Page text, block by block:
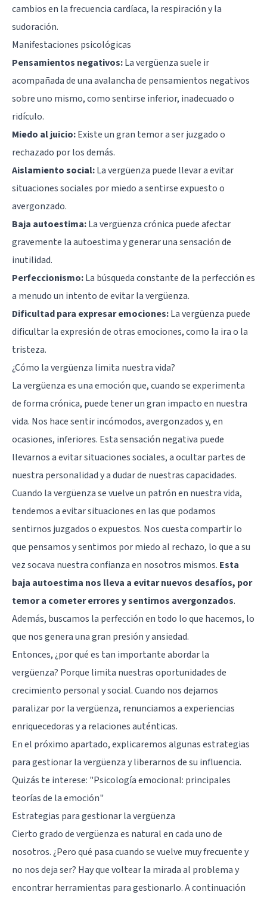
cambios en la frecuencia cardíaca, la respiración y la
sudoración.
Manifestaciones psicológicas
Pensamientos negativos:La vergüenza suele ir
acompañada de una avalancha de pensamientos negativos
sobre uno mismo, como sentirse inferior, inadecuado o
ridículo.
Miedo al juicio:Existe un gran temor a ser juzgado o
rechazado por los demás.
Aislamiento social:La vergüenza puede llevar a evitar
situaciones sociales por miedo a sentirse expuesto o
avergonzado.
Baja autoestima:La vergüenza crónica puede afectar
gravemente la autoestima y generar una sensación de
inutilidad.
Perfeccionismo:La búsqueda constante de la perfección es
a menudo un intento de evitar la vergüenza.
Dificultad para expresar emociones:La vergüenza puede
dificultar la expresión de otras emociones, como la ira o la
tristeza.
¿Cómo la vergüenza limita nuestra vida?
La vergüenza es una emoción que, cuando se experimenta
de forma crónica, puede tener un gran impacto en nuestra
vida. Nos hace sentir incómodos, avergonzados y, en
ocasiones, inferiores. Esta sensación negativa puede
llevarnos a evitar situaciones sociales, a ocultar partes de
nuestra personalidad y a dudar de nuestras capacidades.
Cuando la vergüenza se vuelve un patrón en nuestra vida,
tendemos a evitar situaciones en las que podamos
sentirnos juzgados o expuestos. Nos cuesta compartir lo
que pensamos y sentimos por miedo al rechazo, lo que a su
vez socava nuestra confianza en nosotros mismos. Esta
baja autoestima nos lleva a evitar nuevos desafíos, por
temor a cometer errores y sentirnos avergonzados.
Además, buscamos la perfección en todo lo que hacemos, lo
que nos genera una gran presión y ansiedad.
Entonces, ¿por qué es tan importante abordar la
vergüenza? Porque limita nuestras oportunidades de
crecimiento personal y social. Cuando nos dejamos
paralizar por la vergüenza, renunciamos a experiencias
enriquecedoras y a relaciones auténticas.
En el próximo apartado, explicaremos algunas estrategias
para gestionar la vergüenza y liberarnos de su influencia.
Quizás te interese: "Psicología emocional: principales
teorías de la emoción"
Estrategias para gestionar la vergüenza
Cierto grado de vergüenza es natural en cada uno de
nosotros. ¿Pero qué pasa cuando se vuelve muy frecuente y
no nos deja ser? Hay que voltear la mirada al problema y
encontrar herramientas para gestionarlo. A continuación